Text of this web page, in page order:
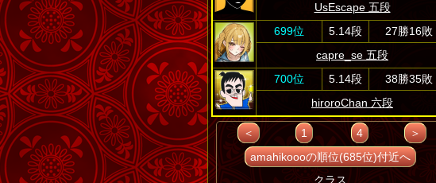
UsEscape 五段
699位
5.14段
27勝16敗
capre_se 五段
700位
5.14段
38勝35敗
hiroroChan 六段
＜ 1 4
＞
amahikoooの順位(685位)付近へ
クラス